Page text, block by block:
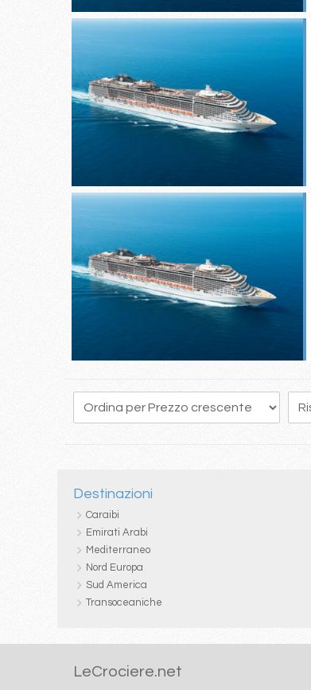
253 254 255 256 257 258
Destinazioni
Caraibi
Emirati Arabi
Mediterraneo
Nord Europa
Sud America
Transoceaniche
LeCrociere.net